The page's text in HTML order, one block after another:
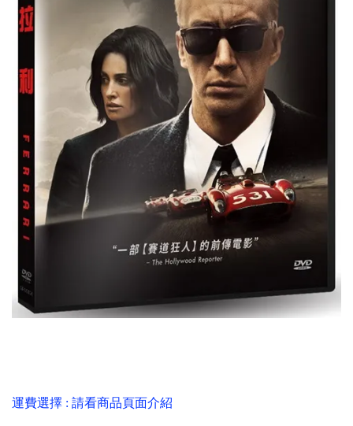
運費選擇 : 請看商品頁面介紹